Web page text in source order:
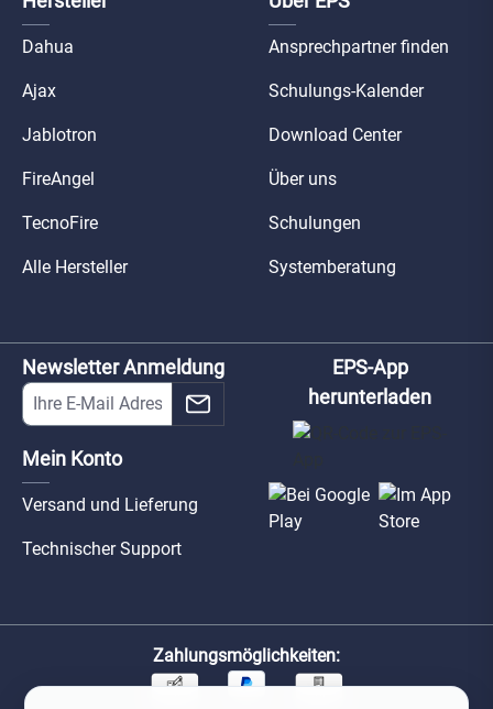
Dahua
Ajax
Jablotron
FireAngel
TecnoFire
Alle Hersteller
Ansprechpartner finden
Schulungs-Kalender
Download Center
Über uns
Schulungen
Systemberatung
Newsletter Anmeldung
Mein Konto
Versand und Lieferung
Technischer Support
EPS-App
herunterladen
Zahlungsmöglichkeiten: